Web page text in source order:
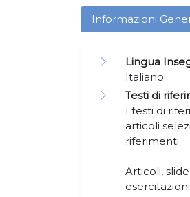
Informazioni
Lingua
Italiano
Testi di
I testi di
articoli
riferimenti.
Articoli,